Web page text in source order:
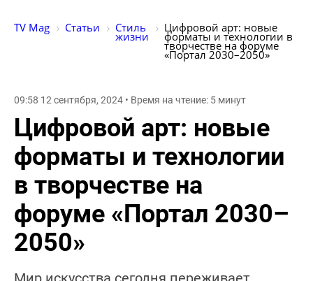
TV Mag Статьи Стиль
жизни
Цифровой арт: новые
форматы и технологии в
творчестве на форуме
«Портал 2030–2050»
09:58 12 сентября, 2024 • Время на чтение: 5 минут
Цифровой арт: новые
форматы и технологии
в творчестве на
форуме «Портал 2030–
2050»